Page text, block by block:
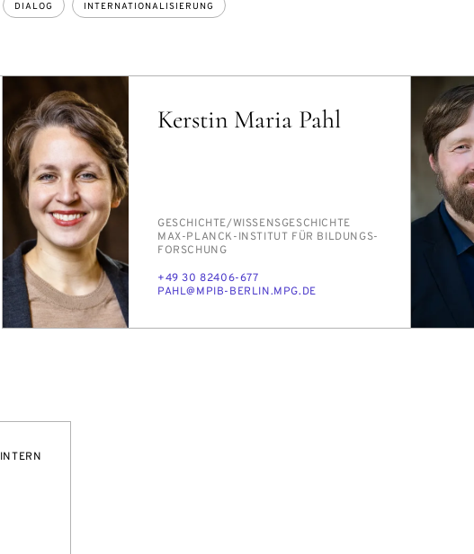
DIALOG INTERNATIONALISIERUNG
Kerstin Maria Pahl
PERSON_RESEARCH_SUBJECT
GE­SCHICH­TE/​WIS­SENS­GE­SCHICH­TE
INSTITUTION
MAX-PLANCK-IN­STI­TUT FÜR BIL­DUNGS­
FOR­SCHUNG
TELEFON
+49 30 82406-677
E-
PAHL@MPIB-BER­LIN.MPG.DE
VERANSTALTUNGSZUGANG:
INTERN